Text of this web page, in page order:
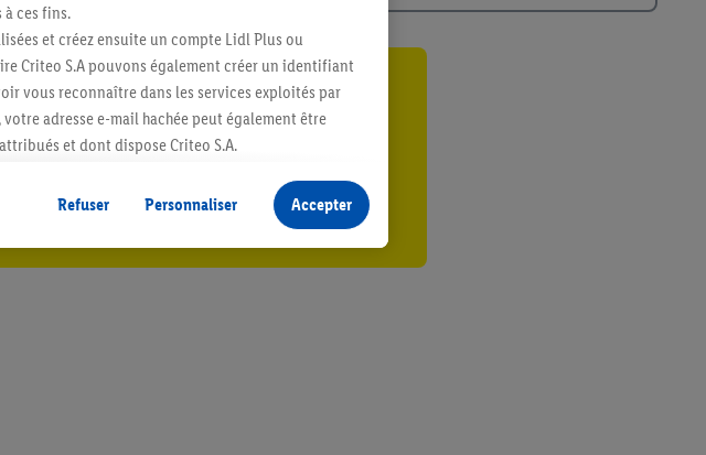
au courant
Abonnez-vous à la newsletter
S'abonner
ces fins.
et créez ensuite un compte Lidl Plus ou
Criteo S.A pouvons également créer un identifiant
vous reconnaître dans les services exploités par
adresse e-mail hachée peut également être
et dont dispose Criteo S.A.
un panier d’un webshop mais sans procéder à
plusieurs services de Lidl si plusieurs terminaux ou
adresse e-mail hachée et, le cas échéant, d’autres
Refuser Personnaliser Accepter